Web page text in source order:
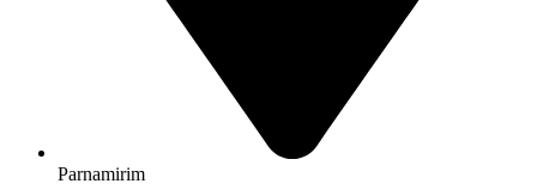
Parnamirim